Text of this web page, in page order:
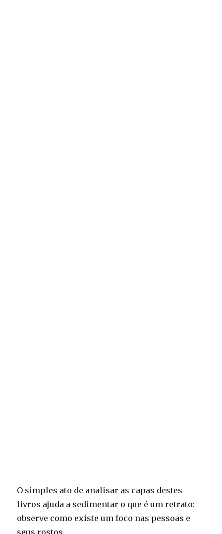
O simples ato de analisar as capas destes
livros ajuda a sedimentar o que é um retrato:
observe como existe um foco nas pessoas e
seus rostos.